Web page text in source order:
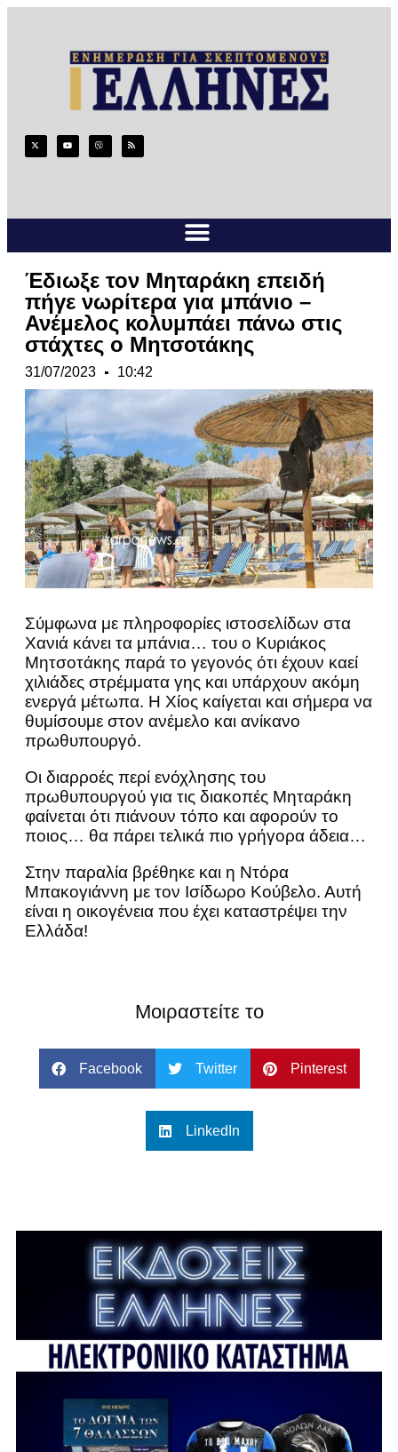
Έδιωξε τον Μηταράκη επειδή
πήγε νωρίτερα για μπάνιο –
Ανέμελος κολυμπάει πάνω στις
στάχτες ο Μητσοτάκης
31/07/2023 10:42
Σύμφωνα με πληροφορίες ιστοσελίδων στα
Χανιά κάνει τα μπάνια… του ο Κυριάκος
Μητσοτάκης παρά το γεγονός ότι έχουν καεί
χιλιάδες στρέμματα γης και υπάρχουν ακόμη
ενεργά μέτωπα. Η Χίος καίγεται και σήμερα να
θυμίσουμε στον ανέμελο και ανίκανο
πρωθυπουργό.
Οι διαρροές περί ενόχλησης του
πρωθυπουργού για τις διακοπές Μηταράκη
φαίνεται ότι πιάνουν τόπο και αφορούν το
ποιος… θα πάρει τελικά πιο γρήγορα άδεια…
Στην παραλία βρέθηκε και η Ντόρα
Μπακογιάννη με τον Ισίδωρο Κούβελο. Αυτή
είναι η οικογένεια που έχει καταστρέψει την
Ελλάδα!
Μοιραστείτε το
Facebook Twitter Pinterest
LinkedIn